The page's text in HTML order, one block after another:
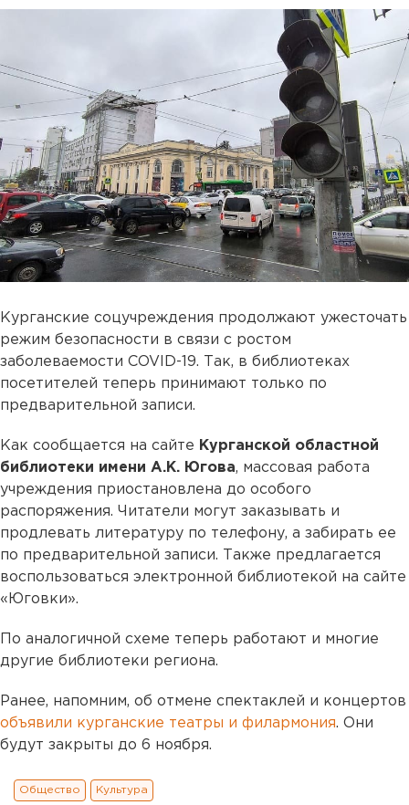
Курганские соцучреждения продолжают ужесточать
режим безопасности в связи с ростом
заболеваемости COVID-19. Так, в библиотеках
посетителей теперь принимают только по
предварительной записи.
Как сообщается на сайте Курганской областной
библиотеки имени А.К. Югова, массовая работа
учреждения приостановлена до особого
распоряжения. Читатели могут заказывать и
продлевать литературу по телефону, а забирать ее
по предварительной записи. Также предлагается
воспользоваться электронной библиотекой на сайте
«Юговки».
По аналогичной схеме теперь работают и многие
другие библиотеки региона.
Ранее, напомним, об отмене спектаклей и концертов
объявили курганские театры и филармония. Они
будут закрыты до 6 ноября.
Общество Культура